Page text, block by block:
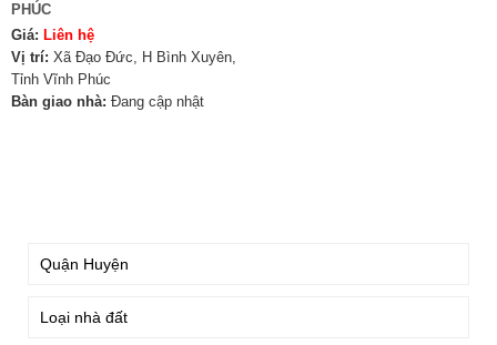
PHÚC
Giá: Liên hệ
Vị trí: Xã Đạo Đức, H Bình Xuyên,
Tỉnh Vĩnh Phúc
Bàn giao nhà: Đang cập nhật